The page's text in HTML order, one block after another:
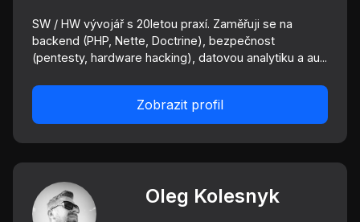
SW / HW vývojář s 20letou praxí. Zaměřuji se na
backend (PHP, Nette, Doctrine), bezpečnost
(pentesty, hardware hacking), datovou analytiku a au...
Zobrazit profil
Oleg Kolesnyk